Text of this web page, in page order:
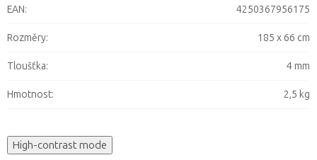
EAN: 4250367956175
Rozměry: 185 x 66 cm
Tloušťka: 4 mm
Hmotnost: 2,5 kg
High-contrast mode